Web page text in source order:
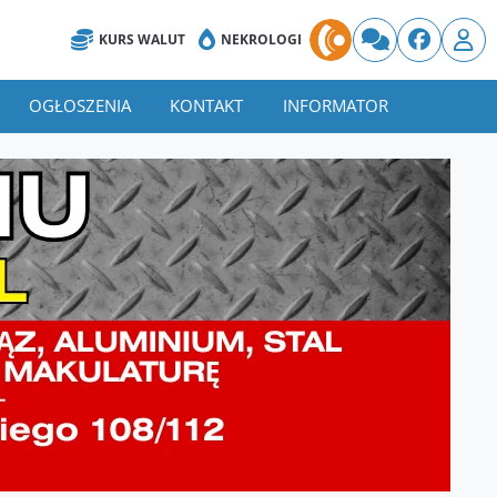
KURS WALUT NEKROLOGI
OGŁOSZENIA KONTAKT INFORMATOR